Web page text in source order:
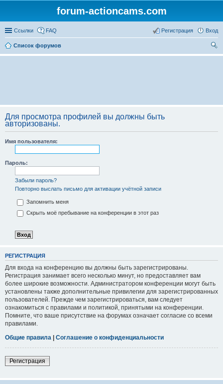
forum-actioncams.com
Ссылки FAQ Вход
Регистрация
Список форумов
ои
Для просмотра профилей вы должны быть
авторизованы.
Имя пользователя:
Пароль:
Забыли пароль?
Повторно выслать письмо для активации учётной записи
Запомнить меня
Скрыть моё пребывание на конференции в этот раз
РЕГИСТРАЦИЯ
Для входа на конференцию вы должны быть зарегистрированы.
Регистрация занимает всего несколько минут, но предоставляет вам
более широкие возможности. Администратором конференции могут быть
установлены также дополнительные привилегии для зарегистрированных
пользователей. Прежде чем зарегистрироваться, вам следует
ознакомиться с правилами и политикой, принятыми на конференции.
Помните, что ваше присутствие на форумах означает согласие со всеми
правилами.
Общие правила | Соглашение о конфиденциальности
Регистрация